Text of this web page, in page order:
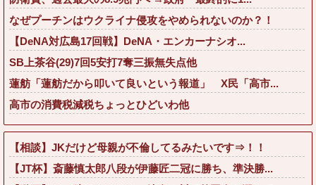
なぜプーチンはウクライナ侵攻をやめられないのか？！
【DeNA対広島17回戦】DeNA・エンカーナシオ...
SB上茶谷(29)7回5安打7奪三振無失点他
蓮舫「蓮舫だから叩いて良いという報道」 X民「高市...
高市の消費税減税ちょっとひどいわ他
【相談】JKだけど母親が不倫してるみたいです⇒！！
【JT杯】斎藤慎太郎八段が伊藤匠二冠に勝ち、準決勝...